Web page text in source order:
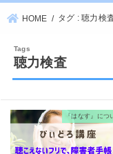
HOME タグ : 聴力検
聴力検査
『はなす』につ